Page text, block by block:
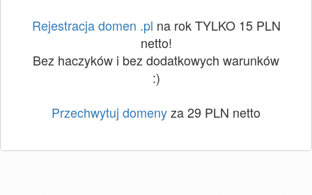
Rejestracja domen .pl na rok TYLKO 15 PLN
netto!
Bez haczyków i bez dodatkowych warunków
:)
Przechwytuj domenyza 29 PLN netto